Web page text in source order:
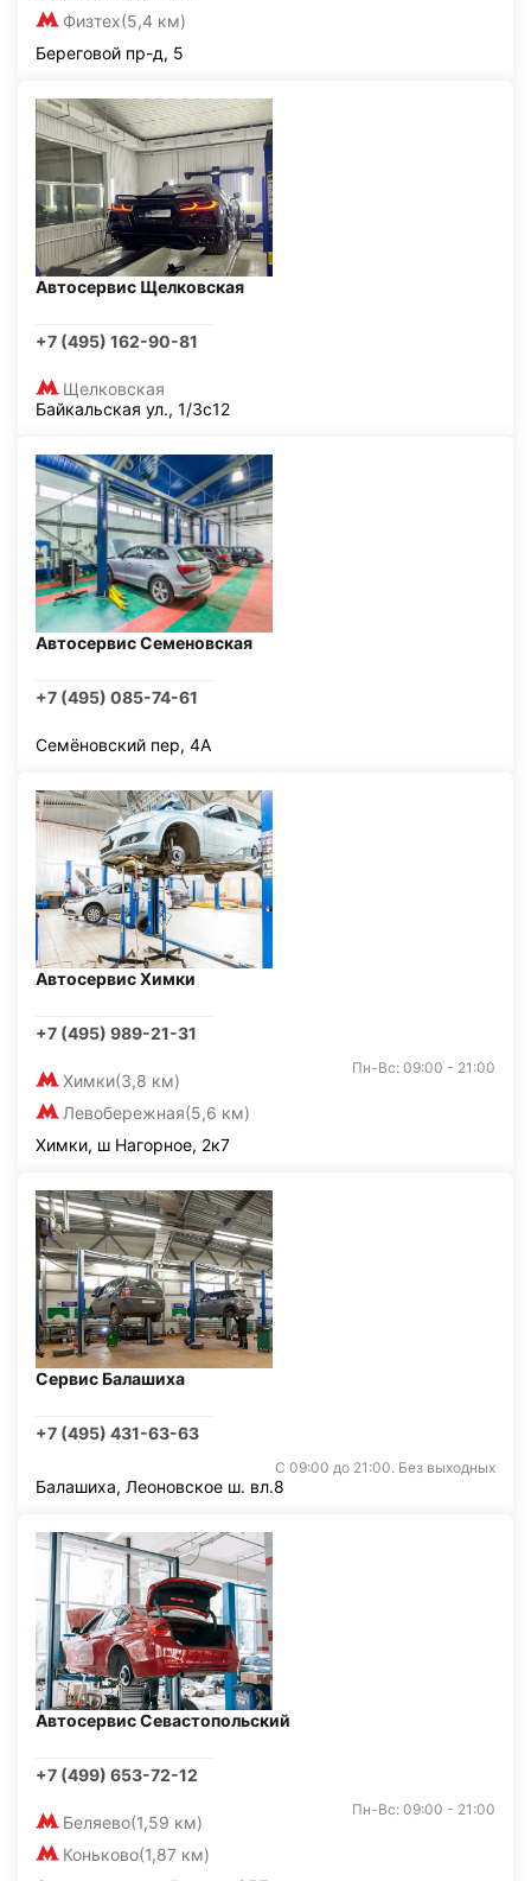
Физтех(5,4 км)
Береговой пр-д, 5
Автосервис Щелковская
+7 (495) 162-90-81
Щелковская
Байкальская ул., 1/3с12
Автосервис Семеновская
+7 (495) 085-74-61
Семёновский пер, 4А
Автосервис Химки
+7 (495) 989-21-31
Химки(3,8 км)
Левобережная(5,6 км)
Пн-Вс: 09:00 - 21:00
Химки, ш Нагорное, 2к7
Сервис Балашиха
+7 (495) 431-63-63
С 09:00 до 21:00. Без выходных
Балашиха, Леоновское ш. вл.8
Автосервис Севастопольский
+7 (499) 653-72-12
Беляево(1,59 км)
Коньково(1,87 км)
Пн-Вс: 09:00 - 21:00